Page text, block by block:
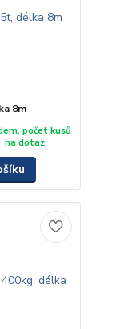
8m
počet kusů
na dotaz